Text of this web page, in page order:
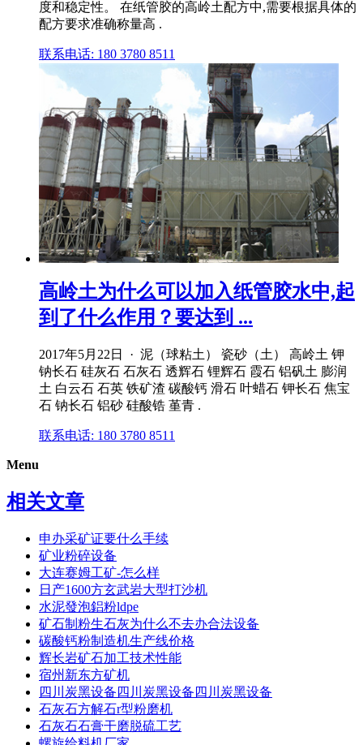
度和稳定性。 在纸管胶的高岭土配方中,需要根据具体的
配方要求准确称量高 .
联系电话: 180 3780 8511
高岭土为什么可以加入纸管胶水中,起
到了什么作用？要达到 ...
2017年5月22日 · 泥（球粘土） 瓷砂（土） 高岭土 钾
钠长石 硅灰石 石灰石 透辉石 锂辉石 霞石 铝矾土 膨润
土 白云石 石英 铁矿渣 碳酸钙 滑石 叶蜡石 钾长石 焦宝
石 钠长石 铝砂 硅酸锆 堇青 .
联系电话: 180 3780 8511
Menu
相关文章
申办采矿证要什么手续
矿业粉碎设备
大连赛姆工矿-怎么样
日产1600方玄武岩大型打沙机
水泥發泡鋁粉ldpe
矿石制粉生石灰为什么不去办合法设备
碳酸钙粉制造机生产线价格
辉长岩矿石加工技术性能
宿州新东方矿机
四川炭黑设备四川炭黑设备四川炭黑设备
石灰石方解石r型粉磨机
石灰石石膏干磨脱硫工艺